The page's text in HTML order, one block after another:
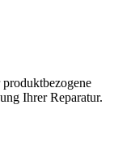
Ihrer Reparatur.